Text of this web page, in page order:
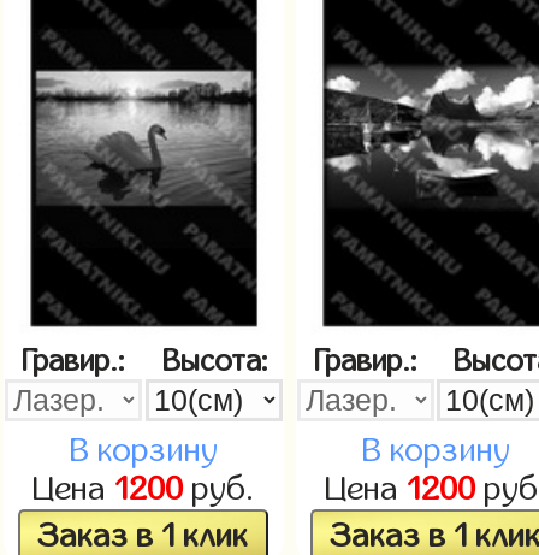
Гравир.: Высота:
В корзину
Цена 1200руб.
Заказ в 1 клик
Гравир.:
В корзину
Цена 1200
Заказ в 1